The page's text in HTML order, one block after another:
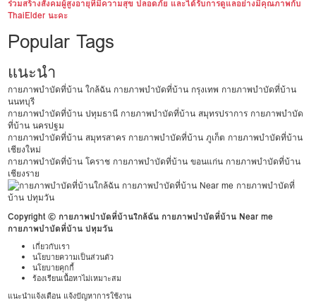
ร่วมสร้างสังคมผู้สูงอายุที่มีความสุข ปลอดภัย และได้รับการดูแลอย่างมีคุณภาพกับ
ThaiElder นะคะ
Popular Tags
แนะนำ
กายภาพบำบัดที่บ้าน ใกล้ฉัน กายภาพบำบัดที่บ้าน กรุงเทพ กายภาพบำบัดที่บ้าน
นนทบุรี
กายภาพบำบัดที่บ้าน ปทุมธานี กายภาพบำบัดที่บ้าน สมุทรปราการ กายภาพบำบัด
ที่บ้าน นครปฐม
กายภาพบำบัดที่บ้าน สมุทรสาคร กายภาพบำบัดที่บ้าน ภูเก็ต กายภาพบำบัดที่บ้าน
เชียงใหม่
กายภาพบำบัดที่บ้าน โคราช กายภาพบำบัดที่บ้าน ขอนแก่น กายภาพบำบัดที่บ้าน
เชียงราย
Copyright © กายภาพบำบัดที่บ้านใกล้ฉัน กายภาพบำบัดที่บ้าน Near me
กายภาพบำบัดที่บ้าน ปทุมวัน
เกี่ยวกับเรา
นโยบายความเป็นส่วนตัว
นโยบายคุกกี้
ร้องเรียนเนื้อหาไม่เหมาะสม
แนะนำแจ้งเตือน แจ้งปัญหาการใช้งาน